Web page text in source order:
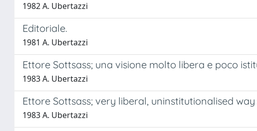
1982 A. Ubertazzi
Editoriale.
1981 A. Ubertazzi
Ettore Sottsass; una visione molto libera e poco
1983 A. Ubertazzi
Ettore Sottsass; very liberal, uninstitutionalised
1983 A. Ubertazzi